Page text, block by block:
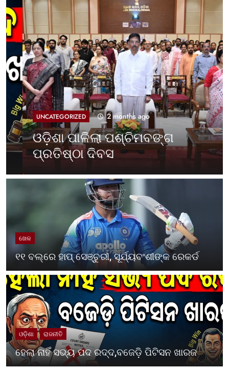
UNCATEGORIZED 2 months ago
ଓଡ଼ିଶା ପାଳିଲା ପଶ୍ଚିମବଙ୍ଗ
ପ୍ରତିଷ୍ଠା ଦିବସ
ଖେଳ
୧୧ ବଲ୍‌ରେ ହାପ୍ ସେଞ୍ଚୁରୀ, ସୂର୍ଯ୍ୟବଂଶୀଙ୍କ ରେକର୍ଡ
ଓଡ଼ିଶା ରାଜନୀତି
ହେଲା ନାହିଁ ସଭ୍ୟ ପଦ ରଦ୍ଦ,ବଜେଡ଼ି ପିଟିସନ ଖାରଜ